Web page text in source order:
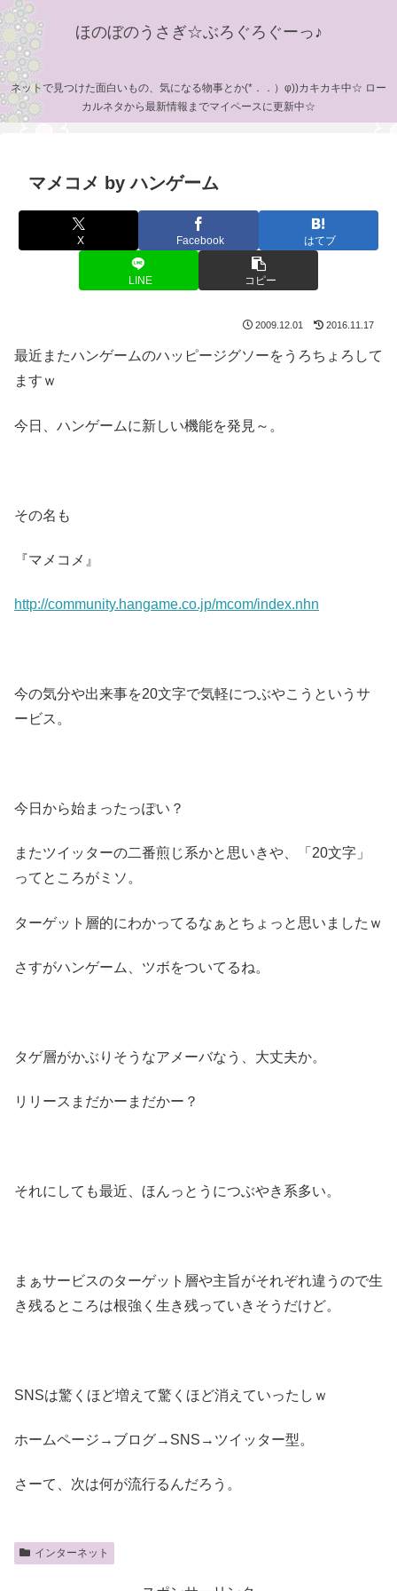
ほのぼのうさぎ☆ぶろぐろぐーっ♪
ネットで見つけた面白いもの、気になる物事とか(*．．）φ))カキカキ中☆ ロー
カルネタから最新情報までマイペースに更新中☆
マメコメ by ハンゲーム
X Facebook はてブ
LINE コピー
2009.12.01 2016.11.17
最近またハンゲームのハッピージグソーをうろちょろして
ますｗ
今日、ハンゲームに新しい機能を発見～。
その名も
『マメコメ』
http://community.hangame.co.jp/mcom/index.nhn
今の気分や出来事を20文字で気軽につぶやこうというサ
ービス。
今日から始まったっぽい？
またツイッターの二番煎じ系かと思いきや、「20文字」
ってところがミソ。
ターゲット層的にわかってるなぁとちょっと思いましたｗ
さすがハンゲーム、ツボをついてるね。
タゲ層がかぶりそうなアメーバなう、大丈夫か。
リリースまだかーまだかー？
それにしても最近、ほんっとうにつぶやき系多い。
まぁサービスのターゲット層や主旨がそれぞれ違うので生
き残るところは根強く生き残っていきそうだけど。
SNSは驚くほど増えて驚くほど消えていったしｗ
ホームページ→ブログ→SNS→ツイッター型。
さーて、次は何が流行るんだろう。
インターネット